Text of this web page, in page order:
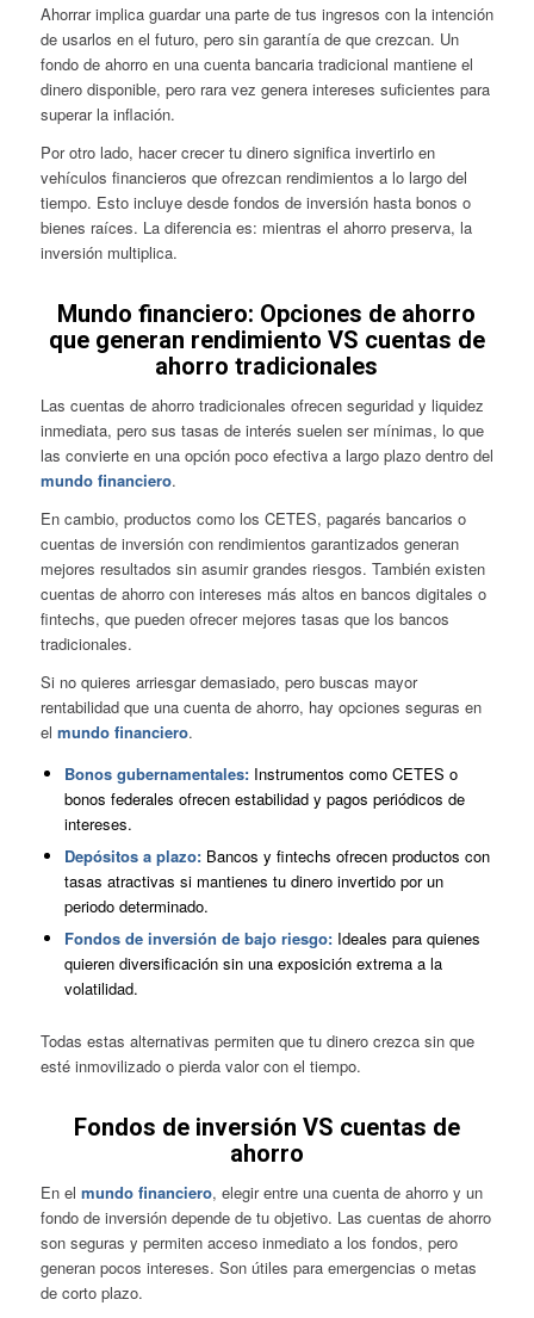
Ahorrar implica guardar una parte de tus ingresos con la intención
de usarlos en el futuro, pero sin garantía de que crezcan. Un
fondo de ahorro en una cuenta bancaria tradicional mantiene el
dinero disponible, pero rara vez genera intereses suficientes para
superar la inflación.
Por otro lado, hacer crecer tu dinero significa invertirlo en
vehículos financieros que ofrezcan rendimientos a lo largo del
tiempo. Esto incluye desde fondos de inversión hasta bonos o
bienes raíces. La diferencia es: mientras el ahorro preserva, la
inversión multiplica.
Mundo financiero: Opciones de ahorro
que generan rendimiento VS cuentas de
ahorro tradicionales
Las cuentas de ahorro tradicionales ofrecen seguridad y liquidez
inmediata, pero sus tasas de interés suelen ser mínimas, lo que
las convierte en una opción poco efectiva a largo plazo dentro del
mundo financiero.
En cambio, productos como los CETES, pagarés bancarios o
cuentas de inversión con rendimientos garantizados generan
mejores resultados sin asumir grandes riesgos. También existen
cuentas de ahorro con intereses más altos en bancos digitales o
fintechs, que pueden ofrecer mejores tasas que los bancos
tradicionales.
Si no quieres arriesgar demasiado, pero buscas mayor
rentabilidad que una cuenta de ahorro, hay opciones seguras en
el mundo financiero.
Bonos gubernamentales:Instrumentos como CETES o
bonos federales ofrecen estabilidad y pagos periódicos de
intereses.
Depósitos a plazo: Bancos y fintechs ofrecen productos con
tasas atractivas si mantienes tu dinero invertido por un
periodo determinado.
Fondos de inversión de bajo riesgo:Ideales para quienes
quieren diversificación sin una exposición extrema a la
volatilidad.
Todas estas alternativas permiten que tu dinero crezca sin que
esté inmovilizado o pierda valor con el tiempo.
Fondos de inversión VS cuentas de
ahorro
En el mundo financiero, elegir entre una cuenta de ahorro y un
fondo de inversión depende de tu objetivo. Las cuentas de ahorro
son seguras y permiten acceso inmediato a los fondos, pero
generan pocos intereses. Son útiles para emergencias o metas
de corto plazo.